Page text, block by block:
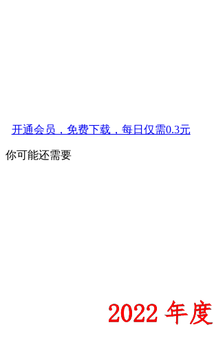
开通会员，免费下载，每日仅需0.3元
你可能还需要